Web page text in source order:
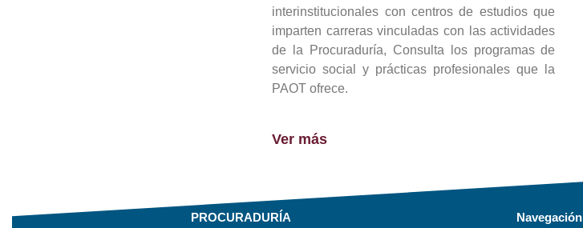
interinstitucionales con centros de estudios que
imparten carreras vinculadas con las actividades
de la Procuraduría, Consulta los programas de
servicio social y prácticas profesionales que la
PAOT ofrece.
Ver más
PROCURADURÍA Navegación